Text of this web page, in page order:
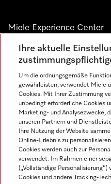
Miele Experience Center
Alle Miele Experience Center
Newsletter
Miele auf Instagram
Miele auf Facebook
Miele auf Youtube
Ihre aktuelle
Um die ordnungsgemäße
gewährleisten, verwendet Miele
Cookies. Mit Ihrer Zustimmung
unbedingt erforderliche Cookies
Marketing- und Analysezwecke,
unseren Partnern und
Ihre Nutzung der Website
Online-Erlebnis zu
Cookies werden auch zur
verwendet. Im Rahmen einer
(„Vollständige
Cookies und andere Tracking-